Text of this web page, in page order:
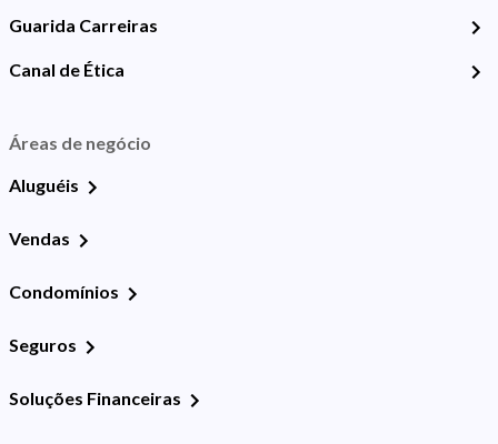
Guarida Carreiras
Canal de Ética
Áreas de negócio
Aluguéis
Vendas
Condomínios
Seguros
Soluções Financeiras